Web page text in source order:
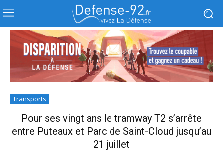
Transports
Pour ses vingt ans le tramway T2 s’arrête
entre Puteaux et Parc de Saint-Cloud jusqu’au
21 juillet